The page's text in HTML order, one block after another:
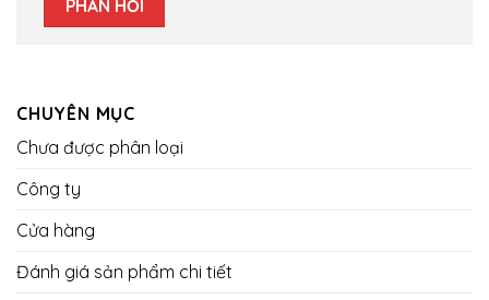
CHUYÊN MỤC
Chưa được phân loại
Công ty
Cửa hàng
Đánh giá sản phẩm chi tiết